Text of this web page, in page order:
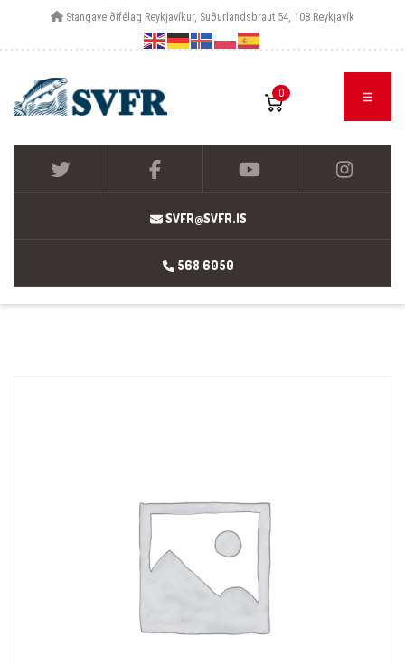
Stangaveiðifélag Reykjavíkur, Suðurlandsbraut 54, 108 Reykjavík
0
SVFR@SVFR.IS
568 6050